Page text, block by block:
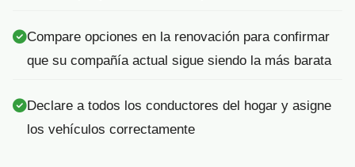
Compare opciones en la renovación para confirmar
que su compañía actual sigue siendo la más barata
Declare a todos los conductores del hogar y asigne
los vehículos correctamente